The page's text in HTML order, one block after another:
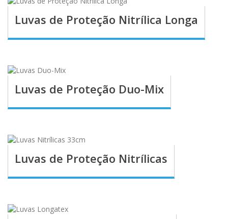
Luvas de Proteção Nitrílica Longa
Luvas de Proteção Duo-Mix
Luvas de Proteção Nitrílicas